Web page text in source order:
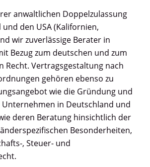
anwaltlichen Doppelzulassung
den USA (Kalifornien,
wir zuverlässige Berater in
Bezug zum deutschen und zum
Recht. Vertragsgestaltung nach
gehören ebenso zu
wie die Gründung und
in Deutschland und
deren Beratung hinsichtlich der
Besonderheiten,
, Steuer- und